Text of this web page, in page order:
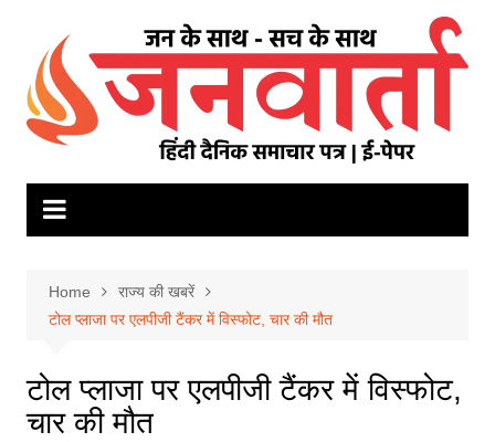
content
Home
राज्य की खबरें
टोल प्लाजा पर एलपीजी टैंकर में विस्फोट, चार की मौत
टोल प्लाजा पर एलपीजी टैंकर में विस्फोट,
चार की मौत